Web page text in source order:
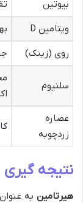
بیوتین
ویتامین D
روی (زینک)
سلنیوم
عصاره
زردچوبه
نتیجه گیری
هیرتامین به